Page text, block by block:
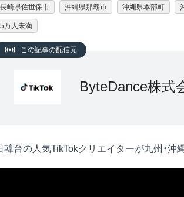
長崎県佐世保市 沖縄県那覇市 沖縄県本部町
5万人未満
この記事の配信元
ByteDance株式
韓台の人気TikTokクリエイターが九州・沖